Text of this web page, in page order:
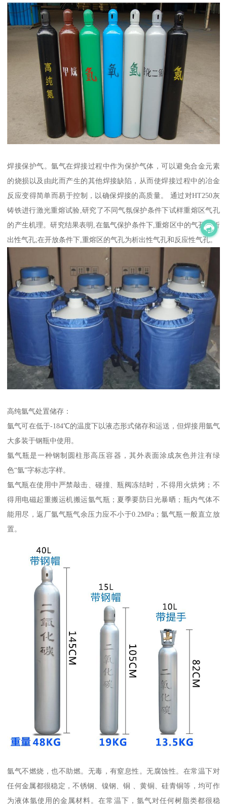
焊接保护气。氩气在焊接过程中作为保护气体，可以避免合金元素
的烧损以及由此而产生的其他焊接缺陷，从而使焊接过程中的冶金
反应变得简单而易于控制，以确保焊接的高质量。 通过对HT250灰
铸铁进行激光重熔试验,研究了不同气氛保护条件下试样重熔区气孔
的产生机理。研究结果表明,在氩气保护条件下,重熔区中的气孔为析
出性气孔;在开放条件下,重熔区的气孔为析出性气孔和反应性气孔。
高纯氩气处置储存：
氩气可在低于-184℃的温度下以液态形式储存和运送，但焊接用氩气
大多装于钢瓶中使用。
氩气瓶是一种钢制圆柱形高压容器，其外表面涂成灰色并注有绿
色“氩”字标志字样。
氩气瓶在使用中严禁敲击、碰撞、瓶阀冻结时，不得用火烘烤；不
得用电磁起重搬运机搬运氩气瓶；夏季要防日光暴晒；瓶内气体不
能用尽，返厂氩气瓶气余压力应不小于0.2MPa；氩气瓶一般直立放
置。
氩气不燃烧，也不助燃。无毒，有窒息性。无腐蚀性。在常温下对
任何金属都很稳定，不锈钢、镍钢、铜 、黄铜、硅青铜等，均可作
为液体氩使用的金属材料。在常温下，氩气对任何树脂类都很稳